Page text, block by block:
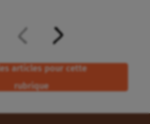
articles pour cette
rubrique